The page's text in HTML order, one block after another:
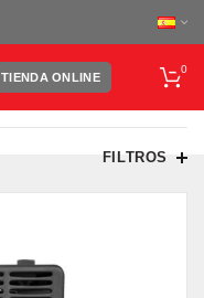
TIENDA ONLINE
0
FILTROS